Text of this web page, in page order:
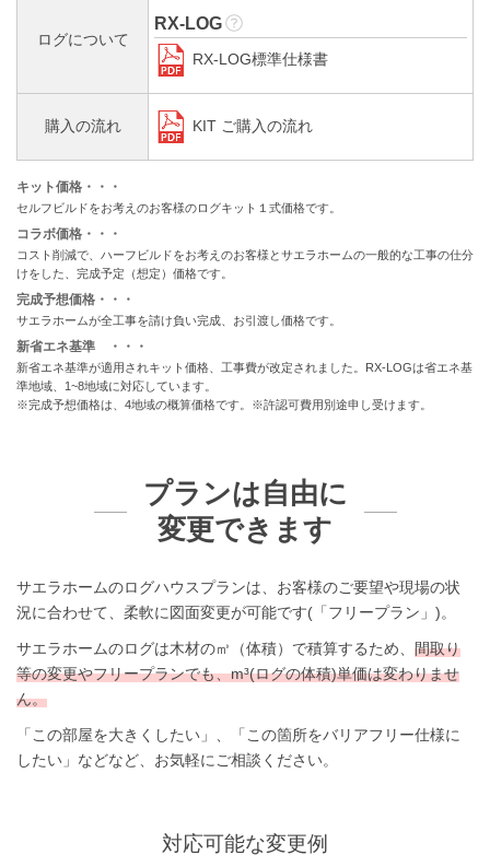
ログについて
RX-LOG
RX-LOG標準仕様書
購入の流れ KIT ご購入の流れ
キット価格・・・
セルフビルドをお考えのお客様のログキット１式価格です。
コラボ価格・・・
コスト削減で、ハーフビルドをお考えのお客様とサエラホームの一般的な工事の仕分
けをした、完成予定（想定）価格です。
完成予想価格・・・
サエラホームが全工事を請け負い完成、お引渡し価格です。
新省エネ基準 ・・・
新省エネ基準が適用されキット価格、工事費が改定されました。RX-LOGは省エネ基
準地域、1~8地域に対応しています。
※完成予想価格は、4地域の概算価格です。※許認可費用別途申し受けます。
プランは自由に
変更できます
サエラホームのログハウスプランは、お客様のご要望や現場の状
況に合わせて、柔軟に図面変更が可能です(「フリープラン」)。
サエラホームのログは木材の㎥（体積）で積算するため、 間取り
等の変更やフリープランでも、m³(ログの体積)単価は変わりませ
ん。
「この部屋を大きくしたい」、「この箇所をバリアフリー仕様に
したい」などなど、お気軽にご相談ください。
対応可能な変更例